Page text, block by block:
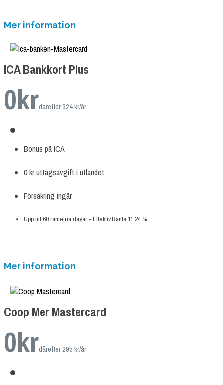
Mer information
ICA Bankkort Plus
0krdärefter 324 kr/år
Bonus på ICA
0 kr uttagsavgift i utlandet
Försäkring ingår
Upp till 60 räntefria dagar - Effektiv Ränta 11.24 %
Mer information
Coop Mer Mastercard
0krdärefter 295 kr/år